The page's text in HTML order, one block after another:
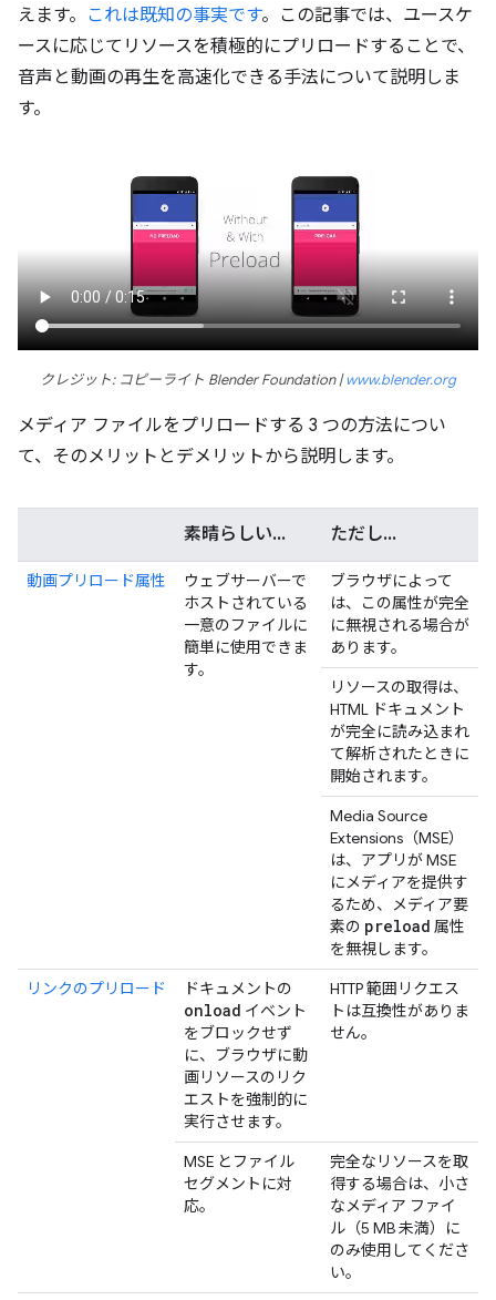
えます。 これは既知の事実です。この記事では、ユースケ
ースに応じてリソースを積極的にプリロードすることで、
音声と動画の再生を高速化できる手法について説明しま
す。
クレジット: コピーライト Blender Foundation |www.blender.org
メディア ファイルをプリロードする 3 つの方法につい
て、そのメリットとデメリットから説明します。
素晴らしい... ただし...
動画プリロード属性
ウェブサーバーで
ホストされている
一意のファイルに
簡単に使用できま
す。
ブラウザによって
は、この属性が完全
に無視される場合が
あります。
リソースの取得は、
HTML ドキュメント
が完全に読み込まれ
て解析されたときに
開始されます。
Media Source
Extensions（MSE）
は、アプリが MSE
にメディアを提供す
るため、メディア要
素の preload 属性
を無視します。
リンクのプリロード
ドキュメントの
onload イベント
をブロックせず
に、ブラウザに動
画リソースのリク
エストを強制的に
実行させます。
HTTP 範囲リクエス
トは互換性がありま
せん。
MSE とファイル
セグメントに対
応。
完全なリソースを取
得する場合は、小さ
なメディア ファイ
ル（5 MB 未満）に
のみ使用してくださ
い。